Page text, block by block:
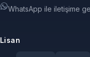
WhatsApp ile iletişime
Lisan